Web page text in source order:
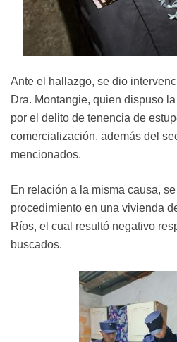
Ante el hallazgo, se dio
Dra. Montangie, quien dispuso
por el delito de tenencia de
comercialización, además del
mencionados.
En relación a la misma causa,
procedimiento en una vivienda
Ríos, el cual resultó negativo
buscados.